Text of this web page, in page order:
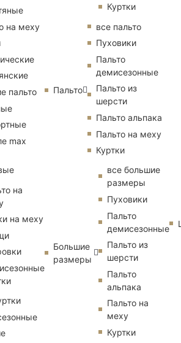
на меху
пальто
max
на
на меху
Куртки
Пальто
все пальто
Пуховики
Пальто
демисезонные
Пальто из
шерсти
Пальто альпака
Пальто на меху
Куртки
Большие
размеры
все большие
размеры
Пуховики
Пальто
демисезонные
Пальто из
шерсти
Пальто
альпака
Пальто на
меху
Куртки